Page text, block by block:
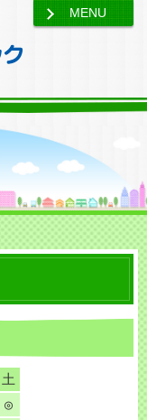
土
◎
MENU